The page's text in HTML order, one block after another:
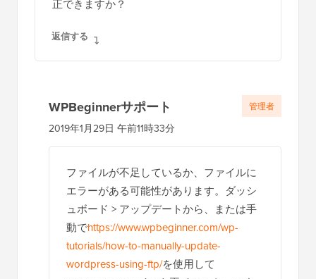
たが、まだ何も機能しません。どのように修
正できますか？
返信する
WPBeginnerサポート
ファイルが不足しているか、ファイルに
エラーがある可能性があります。ダッシ
ュボード > アップデートから、または手
動でhttps://www.wpbeginner.com/wp-
tutorials/how-to-manually-update-